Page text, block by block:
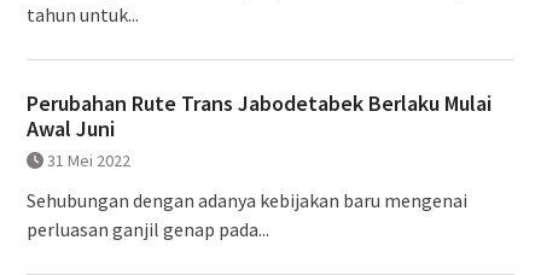
tahun untuk...
Perubahan Rute Trans Jabodetabek Berlaku Mulai
Awal Juni
31 Mei 2022
Sehubungan dengan adanya kebijakan baru mengenai
perluasan ganjil genap pada...